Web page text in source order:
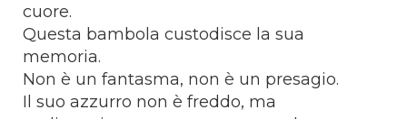
cuore.
Questa bambola custodisce la sua
memoria.
Non è un fantasma, non è un presagio.
Il suo azzurro non è freddo, ma